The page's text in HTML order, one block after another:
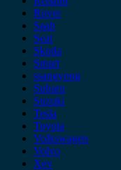
Rover
Saab
Seat
Skoda
Smart
ssangyong
Subaru
Suzuki
Tesla
Toyota
Volkswagen
Volvo
Xev